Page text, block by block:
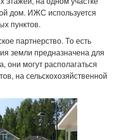
дом. ИЖС используется
пунктов.
партнерство. То есть
земли предназначена для
они могут располагаться
на сельскохозяйственной